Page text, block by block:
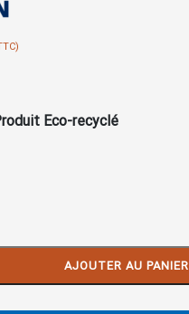
Eco-recyclé
AJOUTER AU PANIER